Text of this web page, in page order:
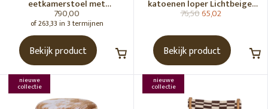
eetkamerstoel met
armleuning - Zwart (set of 2)
790,00
of 263,33 in 3 termijnen
Bekijk product
katoenen loper Lichtbeige,
gebroken wit, grijs, groen
76,5065,02
Bekijk product
nieuwe
collectie
nieuwe
collectie